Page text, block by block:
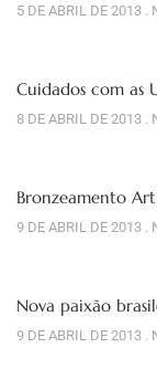
5 DE ABRIL DE 2013
Cuidados com as
8 DE ABRIL DE 2013
Bronzeamento
9 DE ABRIL DE 2013
Nova paixão
9 DE ABRIL DE 2013